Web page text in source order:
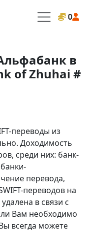
0
в
of Zhuhai #
переводы из
Доходимость
среди них: банк-
перевода,
переводов на
в связи с
Вам необходимо
всегда можете